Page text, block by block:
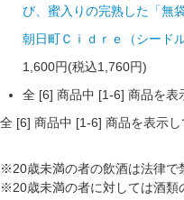
び、蜜入りの完熟した「無
朝日町Ｃｉｄｒｅ（シード
1,600円(税込1,760円)
全 [6] 商品中 [1-6] 商品を表
全 [6] 商品中 [1-6] 商品を表示し
※20歳未満の者の飲酒は法律で
※20歳未満の者に対しては酒類